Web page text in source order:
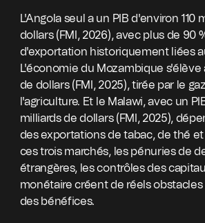
L'Angola seul a un PIB d'environ 110
dollars (FMI, 2026), avec plus de 90
d'exportation historiquement liées
L'économie du Mozambique s'élève
de dollars (FMI, 2025), tirée par le
l'agriculture. Et le Malawi, avec un
milliards de dollars (FMI, 2025),
des exportations de tabac, de thé et
ces trois marchés, les pénuries de
étrangères, les contrôles des
monétaire créent de réels
des bénéfices.